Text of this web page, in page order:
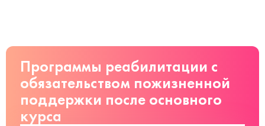
Программы реабилитации с
обязательством пожизненной
поддержки после основного
курса